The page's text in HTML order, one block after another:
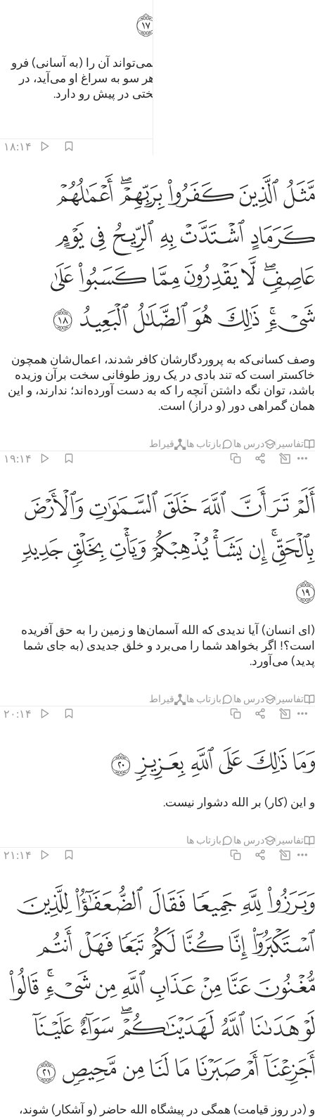
ﲲ
که جرعه جرعه آن را می‌نوشد، و نمی‌تواند آن را (به آسانی) فرو
برد (و گوارایش نیست) و مرگ از هر سو به سراغ او می‌آید، در
حالی‌که او نخواهد مرد، و عذاب سختی در پیش رو دارد.
۱۸:۱۴
مثل الذين كفروا بربهم اعمالهم كرماد اشتدت به الريح في يوم عاصف
مَّثَلُ ٱلَّذِينَ كَفَرُوا۟ بِرَبِّهِمْ ۖ أَعْمَـٰلُهُمْ كَرَمَادٍ ٱشْتَدَّتْ بِهِ
ﲳﲴﲵﲶﲷﲸ
ﲹﲺﲻﲼﲽﲾ
ﲿﳀﳁﳂﳃﳄﳅ
ﳆﳇﳈﳉﳊﳋ ﳌ
وصف کسانی‌که به پروردگارشان کافر شدند، اعمال‌شان همچون
خاکستر است که تند بادی در یک روز طوفانی سخت برآن وزیده
باشد، توان نگه داشتن آنچه را که به دست آورده‌اند؛ ندارند، و این
همان گمراهی دور (و دراز) است.
تفاسیر درس ها بازتاب ها قیراط
۱۹:۱۴
الم تر ان الله خلق السماوات والارض بالحق ان يشا يذهبكم ويات بخلق
أَلَمْ تَرَ أَنَّ ٱللَّهَ خَلَقَ ٱلسَّمَـٰوَٰتِ وَٱلْأَرْضَ بِٱلْحَقِّ ۚ إِن يَشَأْ يُذْهِبْكُمْ
ﱁﱂﱃﱄﱅﱆﱇ
ﱈﱉﱊﱋﱌﱍﱎﱏ
ﱐ
(ای انسان) آیا ندیدی که الله آسمان‌ها و زمین را به حق آفریده
است؟! اگر بخواهد شما را می‌برد و خلق جدیدی (به جای شما
پدید) می‌آورد.
تفاسیر درس ها بازتاب ها قیراط
۲۰:۱۴
وما ذالك على الله بعزيز ٢٠
وَمَا ذَٰلِكَ عَلَى ٱللَّهِ بِعَزِيزٍۢ ٢٠
ﱑﱒﱓﱔﱕﱖ
و این (کار) بر الله دشوار نیست.
تفاسیر درس ها بازتاب ها
۲۱:۱۴
وبرزوا لله جميعا فقال الضعفاء للذين استكبروا انا كنا لكم تبعا فهل
وَبَرَزُوا۟ لِلَّهِ جَمِيعًۭا فَقَالَ ٱلضُّعَفَـٰٓؤُا۟ لِلَّذِينَ ٱسْتَكْبَرُوٓا۟ إِنَّا كُنَّا
ﱗﱘﱙﱚﱛﱜ
ﱝﱞﱟﱠﱡﱢﱣ
ﱤﱥﱦﱧﱨﱩﱪﱫﱬ
ﱭﱮﱯﱰﱱﱲﱳ
ﱴﱵﱶﱷﱸﱹﱺﱻ
و (در روز قیامت) همگی در پیشگاه الله حاضر (و آشکار) شوند،